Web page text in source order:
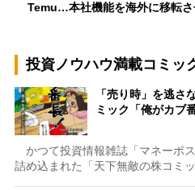
Temu…本社機能を海外に移転
投資ノウハウ満載コミッ
「売り時」を逃
ミック「俺がカブ
かつて投資情報雑誌「マネーポ
詰め込まれた「天下無敵の株コミ